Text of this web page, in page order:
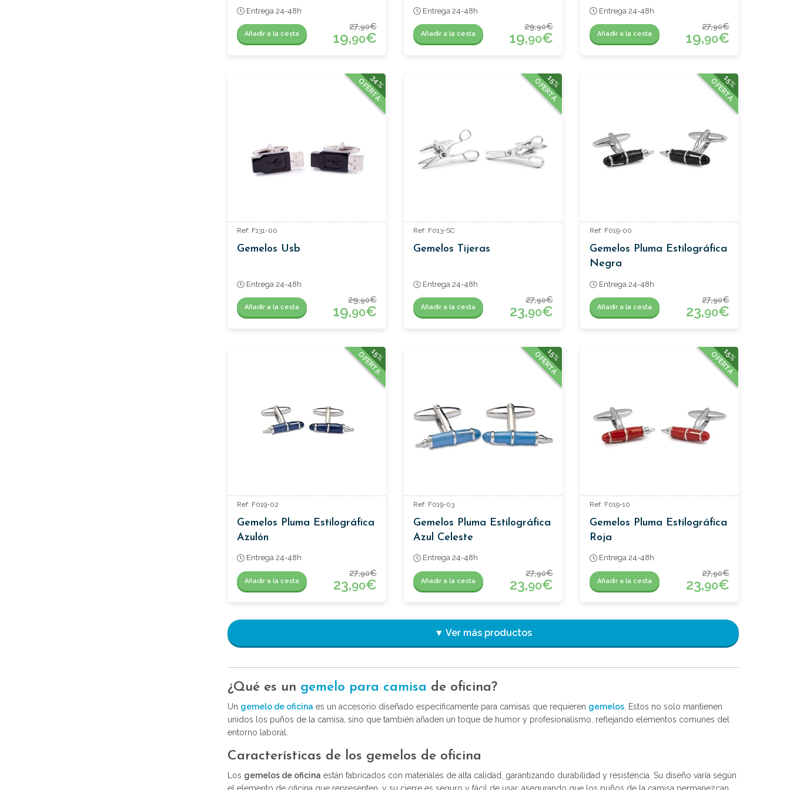
Entrega 24-48h
Añadir a la cesta
27,90€
19,90€
Entrega 24-48h
Añadir a la cesta
29,90€
19,90€
Entrega 24-48h
Añadir a la cesta
27,90€
19,90€
34%
OFERTA
Ref: F131-00
Gemelos Usb
Entrega 24-48h
Añadir a la cesta
29,90€
19,90€
15%
OFERTA
Ref: F013-SC
Gemelos Tijeras
Entrega 24-48h
Añadir a la cesta
27,90€
23,90€
15%
OFERTA
Ref: F019-00
Gemelos Pluma Estilográfica
Negra
Entrega 24-48h
Añadir a la cesta
27,90€
23,90€
15%
OFERTA
Ref: F019-02
Gemelos Pluma Estilográfica
Azulón
Entrega 24-48h
Añadir a la cesta
27,90€
23,90€
15%
OFERTA
Ref: F019-03
Gemelos Pluma Estilográfica
Azul Celeste
Entrega 24-48h
Añadir a la cesta
27,90€
23,90€
15%
OFERTA
Ref: F019-10
Gemelos Pluma Estilográfica
Roja
Entrega 24-48h
Añadir a la cesta
27,90€
23,90€
▼ Ver más productos
¿Qué es un gemelo para camisa de oficina?
Un gemelo de oficina es un accesorio diseñado específicamente para camisas que requieren gemelos. Estos no solo mantienen
unidos los puños de la camisa, sino que también añaden un toque de humor y profesionalismo, reflejando elementos comunes del
entorno laboral.
Características de los gemelos de oficina
Los gemelos de oficina están fabricados con materiales de alta calidad, garantizando durabilidad y resistencia. Su diseño varía según